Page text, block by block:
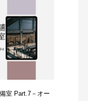
室 Part.7－オー